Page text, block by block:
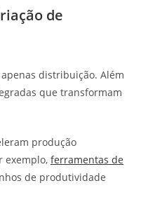
de
distribuição. Além
que transformam
produção
exemplo, ferramentas de
de produtividade